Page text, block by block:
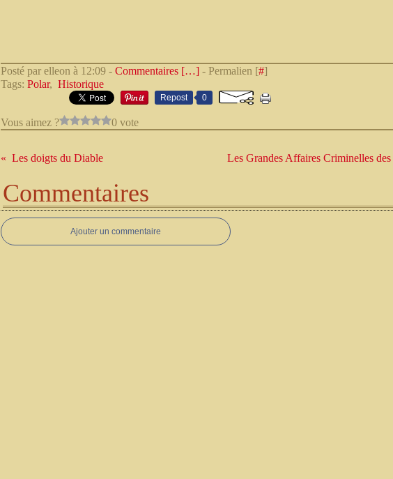
Posté par elleon à 12:09 - Commentaires […] - Permalien [#]
Tags: Polar, Historique
Repost 0
Vous aimez ? 0 vote
Les doigts du Diable Les Grandes Affaires Criminelles des
Commentaires
Ajouter un commentaire